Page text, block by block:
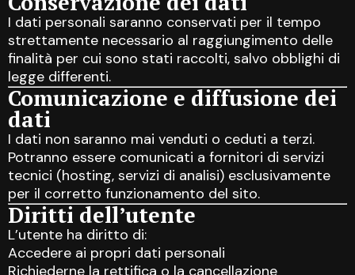
I dati personali saranno conservati per il tempo
strettamente necessario al raggiungimento delle
finalità per cui sono stati raccolti, salvo obblighi di
legge differenti.
Comunicazione e diffusione dei
dati
I dati non saranno mai venduti o ceduti a terzi.
Potranno essere comunicati a fornitori di servizi
tecnici (hosting, servizi di analisi) esclusivamente
per il corretto funzionamento del sito.
Diritti dell’utente
L’utente ha diritto di:
Accedere ai propri dati personali
Richiederne la rettifica o la cancellazione